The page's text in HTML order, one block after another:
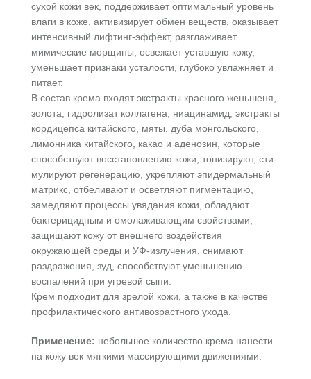
сухой кожи век, подде­рживает оптимальный уровень
влаги в коже, активизи­рует обмен веществ, оказывает
интенсивный лифтинг-эффе­кт, разглаживает
мимические морщины, освежает уста­вшую кожу,
уменьшает признаки усталости, глубоко увла­жняет и
питает.
В состав крема входят экстра­кты красного женьшеня,
золота, гидролизат коллагена, ниа­цинамид, экстракты
кордицепса китайского, мяты, дуба монго­льского,
лимонника китайского, какао и аденозин, кото­рые
способствуют восстановлению кожи, тонизируют, сти­
мулируют регенерацию, укрепляют эпидермальный
матри­кс, отбеливают и осветляют пигментацию,
замедляют про­цессы увядания кожи, обладают
бактерицидным и омола­живающим свойствами,
защищают кожу от внешнего возде­йствия
окружающей среды и УФ-излучения, снимают
раздра­жения, зуд, способствуют уменьшению
воспалений при угре­вой сыпи.
Крем подходит для зрелой кожи, а также в каче­стве
профилактического антивозрастного ухода.
Применение: небольшое количество крема нанести
на кожу век мягки­ми массирующими движениями.